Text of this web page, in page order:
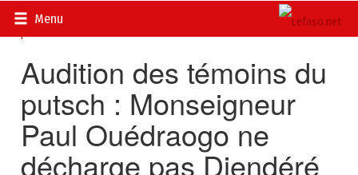
Menu
Accueil>
Putsch du Conseil National
Audition des témoins du
putsch : Monseigneur
Paul Ouédraogo ne
décharge pas Diendéré